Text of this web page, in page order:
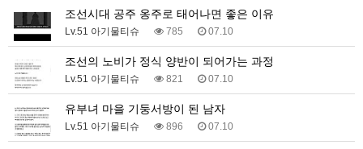
조선시대 공주 옹주로 태어나면 좋은 이유
Lv.51 아기물티슈 785 07.10
조선의 노비가 정식 양반이 되어가는 과정
Lv.51 아기물티슈 821 07.10
유부녀 마을 기둥서방이 된 남자
Lv.51 아기물티슈 896 07.10